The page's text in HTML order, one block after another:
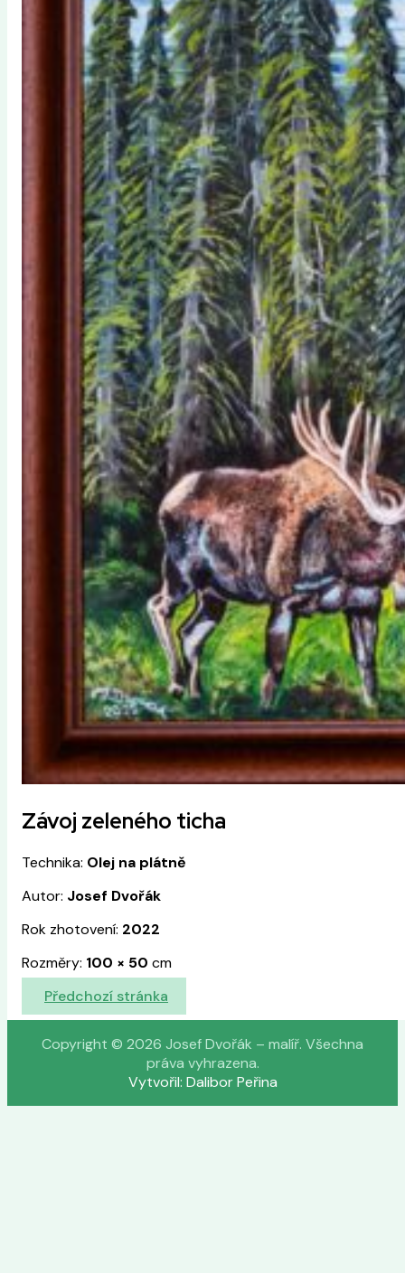
Závoj zeleného ticha
Technika: Olej na plátně
Autor: Josef Dvořák
Rok zhotovení: 2022
Rozměry: 100 × 50 cm
Předchozí stránka
Copyright © 2026 Josef Dvořák – malíř. Všechna
práva vyhrazena.
Vytvořil: Dalibor Peřina